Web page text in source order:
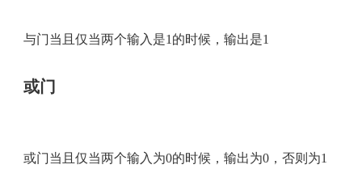
与门当且仅当两个输入是1的时候，输出是1
或门
或门当且仅当两个输入为0的时候，输出为0，否则为1